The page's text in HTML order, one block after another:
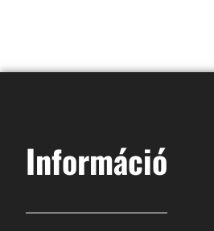
Információ